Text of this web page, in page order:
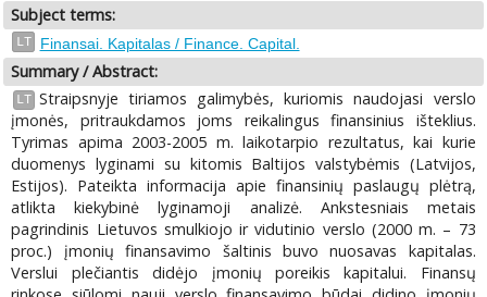
Subject terms:
LT Finansai. Kapitalas / Finance. Capital.
Summary / Abstract:
LT Straipsnyje tiriamos galimybės, kuriomis naudojasi verslo
įmonės, pritraukdamos joms reikalingus finansinius išteklius.
Tyrimas apima 2003-2005 m. laikotarpio rezultatus, kai kurie
duomenys lyginami su kitomis Baltijos valstybėmis (Latvijos,
Estijos). Pateikta informacija apie finansinių paslaugų plėtrą,
atlikta kiekybinė lyginamoji analizė. Ankstesniais metais
pagrindinis Lietuvos smulkiojo ir vidutinio verslo (2000 m. – 73
proc.) įmonių finansavimo šaltinis buvo nuosavas kapitalas.
Verslui plečiantis didėjo įmonių poreikis kapitalui. Finansų